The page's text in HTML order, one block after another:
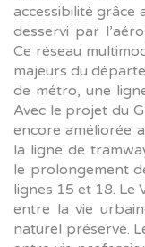
accessibilité grâce
desservi par
Ce réseau
majeurs du
de métro, une
Avec le projet du
encore améliorée
la ligne de
le prolongement
lignes 15 et 18. Le
entre la vie
naturel préservé.